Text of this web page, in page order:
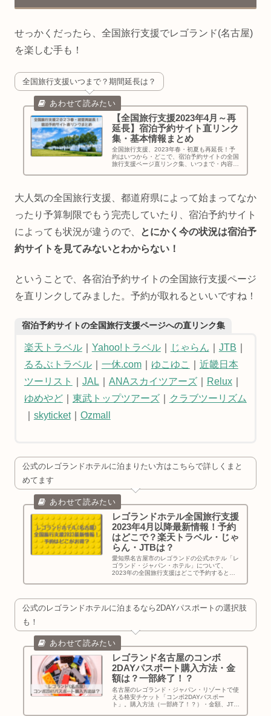
せっかくだったら、全国旅行支援でレゴランド(名古屋)
を楽しむ手も！
全国旅行支援いつまで？期間延長は？
【全国旅行支援2023年4月～再
延長】宿泊予約サイト直リンク
集・基本情報まとめ
全国旅行支援、2023年春・初夏も再延長！予
約はいつから・どこで、宿泊予約サイトの全国
旅行支援ページ直リンク集、いつまで・内容・
大人気の全国旅行支援、都道府県によって始まってなか
ったり予算制限でもう完売していたり、宿泊予約サイト
によっても状況が違うので、
とにかく今の状況は宿泊予
約サイトを見てみないとわからない！
ということで、各宿泊予約サイトの全国旅行支援ページ
を直リンクしてみました。予約が取れるといいですね！
宿泊予約サイトの全国旅行支援ページへの直リンク集
楽天トラベル｜ Yahoo!トラベル｜ じゃらん JTB
るるぶトラベル｜ 一休.com｜ ゆこゆこ
近畿日本
ツーリスト
JAL ANAスカイツアーズ｜ Relux｜
ゆめやど｜ 東武トップツアーズ｜
クラブツーリズム
skyticket｜ Ozmall
公式のレゴランドホテルに泊まりたい方はこちらで詳しくまと
めてます
レゴランドホテル全国旅行支援
2023年4月以降最新情報！予約
はどこで？楽天トラベル・じゃ
らん・JTBは？
愛知県名古屋市のレゴランドの公式ホテル「レ
ゴランド・ジャパン・ホテル」について、
2023年の全国旅行支援はどこで予約するとお
公式のレゴランドホテルに泊まるなら2DAYパスポートの選択肢
も！
レゴランド名古屋のコンボ
2DAYパスポート購入方法・金
額は？一部終了！？
名古屋のレゴランド・ジャパン・リゾートで使
える格安チケット「コンボ2DAYパスポー
ト」。購入方法（一部終了！？）・金額、JTB